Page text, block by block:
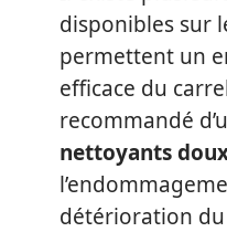
disponibles sur
permettent un
efficace du
recommandé
nettoyants
détérioration